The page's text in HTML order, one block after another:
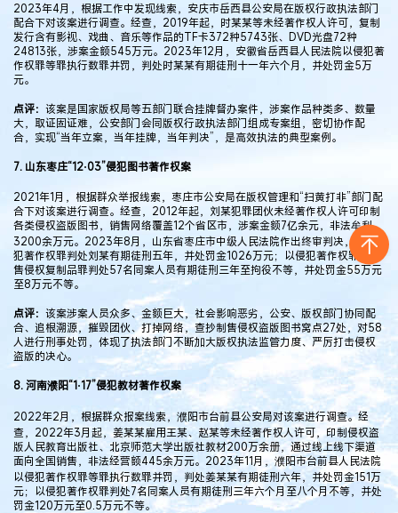
2023年4月，根据工作中发现线索，安庆市岳西县公安局在版权行政执法部门
配合下对该案进行调查。经查，2019年起，时某某等未经著作权人许可，复制
发行含有影视、戏曲、音乐等作品的TF卡372种5743张、DVD光盘72种
24813张，涉案金额545万元。2023年12月，安徽省岳西县人民法院以侵犯著
作权罪等罪执行数罪并罚，判处时某某有期徒刑十一年六个月，并处罚金5万
元。
点评： 该案是国家版权局等五部门联合挂牌督办案件，涉案作品种类多、数量
大，取证固证难，公安部门会同版权行政执法部门组成专案组，密切协作配
合，实现“当年立案，当年挂牌，当年判决”，是高效执法的典型案例。
7. 山东枣庄“12·03”侵犯图书著作权案
2021年1月，根据群众举报线索，枣庄市公安局在版权管理和“扫黄打非”部门配
合下对该案进行调查。经查，2012年起，刘某犯罪团伙未经著作权人许可印制
各类侵权盗版图书，销售网络覆盖12个省区市，涉案金额7亿余元，非法牟利
3200余万元。2023年8月，山东省枣庄市中级人民法院作出终审判决，以侵
犯著作权罪判处刘某有期徒刑五年，并处罚金1026万元；以侵犯著作权罪、销
售侵权复制品罪判处57名同案人员有期徒刑三年至拘役不等，并处罚金55万元
至8万元不等。
点评： 该案涉案人员众多、金额巨大，社会影响恶劣，公安、版权部门协同配
合、追根溯源，摧毁团伙、打掉网络，查抄制售侵权盗版图书窝点27处，对58
人进行刑事处罚，体现了执法部门不断加大版权执法监管力度、严厉打击侵权
盗版的决心。
8. 河南濮阳“1·17”侵犯教材著作权案
2022年2月，根据群众报案线索，濮阳市台前县公安局对该案进行调查。经
查，2022年3月起，姜某某雇用王某、赵某等未经著作权人许可，印制侵权盗
版人民教育出版社、北京师范大学出版社教材200万余册，通过线上线下渠道
面向全国销售，非法经营额445余万元。2023年11月，濮阳市台前县人民法院
以侵犯著作权罪等罪执行数罪并罚，判处姜某某有期徒刑六年，并处罚金151万
元；以侵犯著作权罪判处7名同案人员有期徒刑三年六个月至八个月不等，并处
罚金120万元至0.5万元不等。